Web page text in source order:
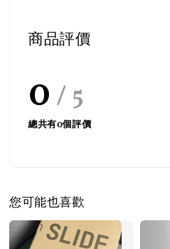
商品評價
0 / 5
總共有0個評價
您可能也喜歡